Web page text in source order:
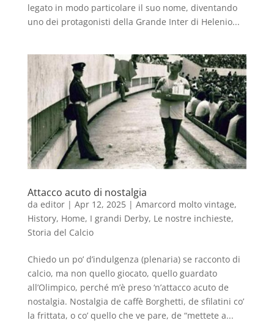
legato in modo particolare il suo nome, diventando
uno dei protagonisti della Grande Inter di Helenio...
Attacco acuto di nostalgia
da editor| Apr 12, 2025| Amarcord molto vintage,
History, Home, I grandi Derby, Le nostre inchieste,
Storia del Calcio
Chiedo un po’ d’indulgenza (plenaria) se racconto di
calcio, ma non quello giocato, quello guardato
all’Olimpico, perché m’è preso ‘n’attacco acuto de
nostalgia. Nostalgia de caffè Borghetti, de sfilatini co’
la frittata, o co’ quello che ve pare, de “mettete a...